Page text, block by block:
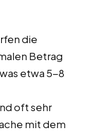
die
Betrag
etwa 5-8
oft sehr
mit dem